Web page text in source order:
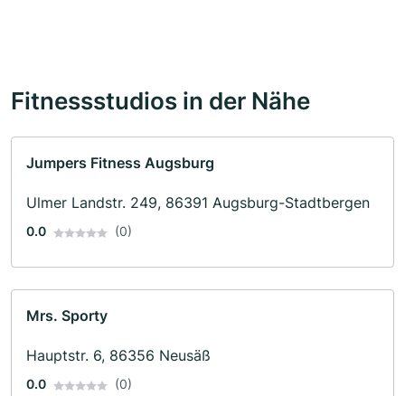
Fitnessstudios in der Nähe
Jumpers Fitness Augsburg
Ulmer Landstr. 249, 86391 Augsburg-Stadtbergen
0.0 (0)
Mrs. Sporty
Hauptstr. 6, 86356 Neusäß
0.0 (0)